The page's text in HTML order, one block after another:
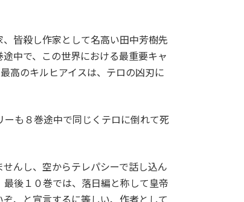
皆殺し作家として名高い田中芳樹先
中で、この世界における最重要キャ
高のキルヒアイスは、テロの凶刃に
も８巻途中で同じくテロに倒れて死
んし、空からテレパシーで話し込ん
後１０巻では、落日編と称して皇帝
、と宣言するに等しい、作者として